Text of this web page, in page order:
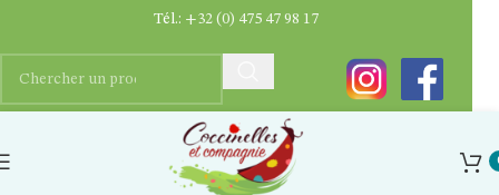
Tél.: +32 (0) 475 47 98 17